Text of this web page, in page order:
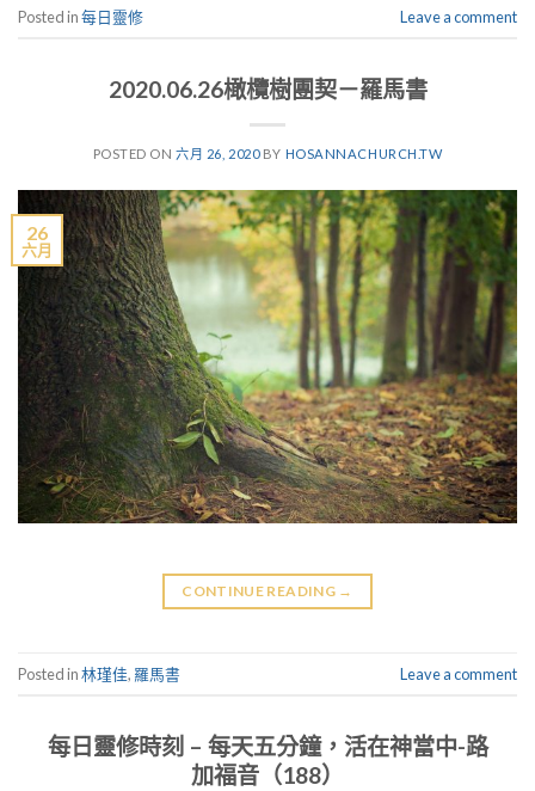
Posted in每日靈修 Leave a comment
2020.06.26橄欖樹團契－羅馬書
POSTED ON六月 26, 2020BY HOSANNACHURCH.TW
26
六月
CONTINUE READING →
Posted in林瑾佳, 羅馬書 Leave a comment
每日靈修時刻 – 每天五分鐘，活在神當中-路
加福音（188）